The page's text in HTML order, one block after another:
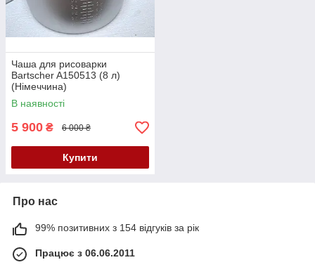
Чаша для рисоварки
Bartscher A150513 (8 л)
(Німеччина)
В наявності
5 900 ₴ 6 000 ₴
Купити
Про нас
99% позитивних з 154 відгуків за рік
Працює з 06.06.2011